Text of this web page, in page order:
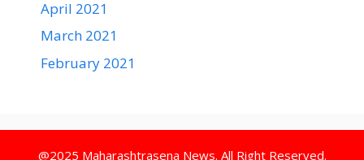
April 2021
March 2021
February 2021
@2025 Maharashtrasena News. All Right Reserved.